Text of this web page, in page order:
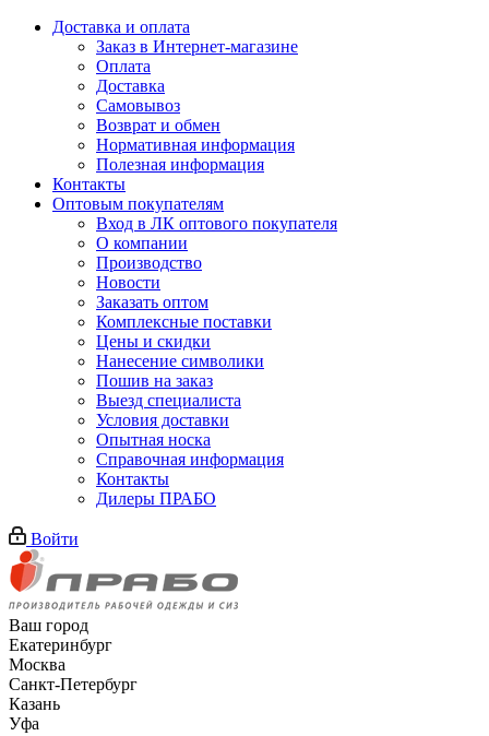
Доставка и оплата
Заказ в Интернет-магазине
Оплата
Доставка
Самовывоз
Возврат и обмен
Нормативная информация
Полезная информация
Контакты
Оптовым покупателям
Вход в ЛК оптового покупателя
О компании
Производство
Новости
Заказать оптом
Комплексные поставки
Цены и скидки
Нанесение символики
Пошив на заказ
Выезд специалиста
Условия доставки
Опытная носка
Справочная информация
Контакты
Дилеры ПРАБО
Войти
Ваш город
Екатеринбург
Москва
Санкт-Петербург
Казань
Уфа